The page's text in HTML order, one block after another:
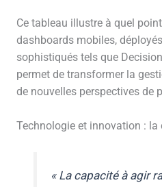
Ce tableau illustre à quel
dashboards mobiles,
sophistiqués tels que
permet de transformer la
de nouvelles perspectives de
Technologie et innovation :
« La capacité à agir